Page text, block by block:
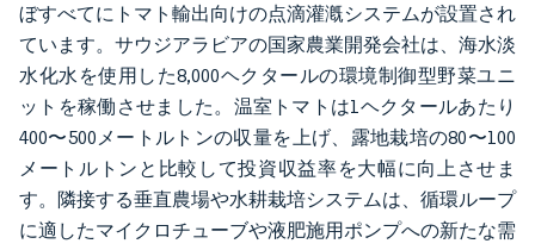
ぼすべてにトマト輸出向けの点滴灌漑システムが設置され
ています。サウジアラビアの国家農業開発会社は、海水淡
水化水を使用した8,000ヘクタールの環境制御型野菜ユニ
ットを稼働させました。温室トマトは1ヘクタールあたり
400〜500メートルトンの収量を上げ、露地栽培の80〜100
メートルトンと比較して投資収益率を大幅に向上させま
す。隣接する垂直農場や水耕栽培システムは、循環ループ
に適したマイクロチューブや液肥施用ポンプへの新たな需